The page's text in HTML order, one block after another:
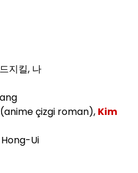
지킬, 나
çizgi roman), Kim
Ui